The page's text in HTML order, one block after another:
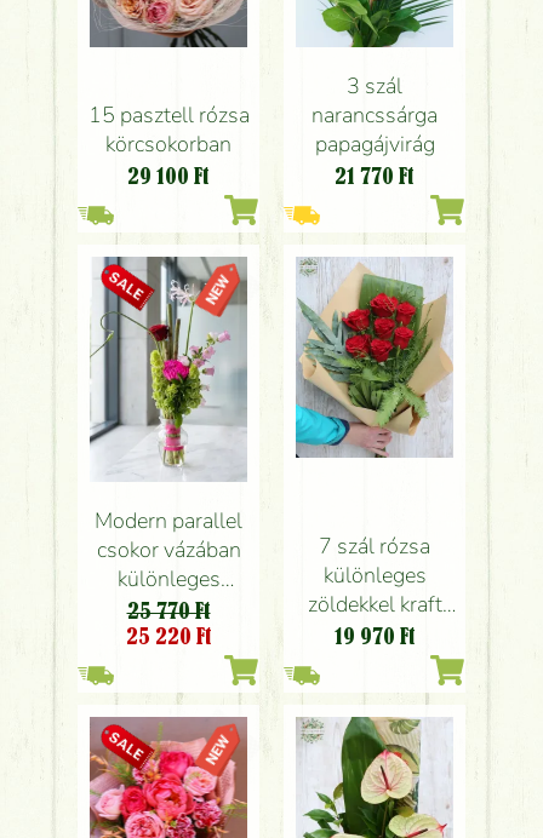
15 pasztell rózsa
körcsokorban
29 100 Ft
3 szál
narancssárga
papagájvirág
21 770 Ft
Modern parallel
csokor vázában
különleges
virágokkal
25 770 Ft
25 220 Ft
7 szál rózsa
különleges
zöldekkel kraft
papírral
19 970 Ft